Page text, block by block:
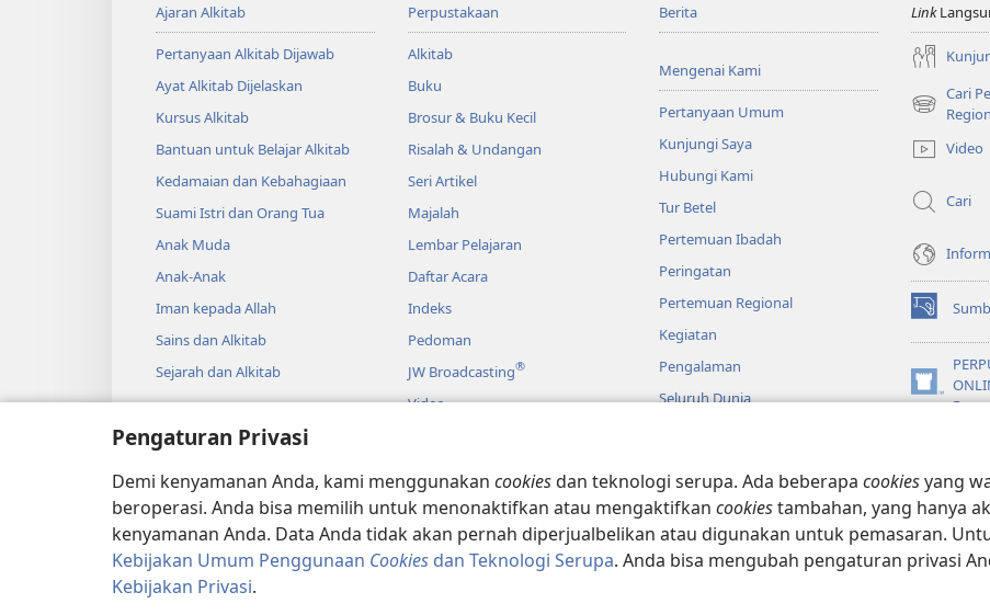
Pengaturan Privasi
Demi kenyamanan Anda, kami menggunakan cookiesdan teknologi serupa. Ada beberapa cookiesyang
beroperasi. Anda bisa memilih untuk menonaktifkan atau mengaktifkan cookiestambahan, yang hanya
kenyamanan Anda. Data Anda tidak akan pernah diperjualbelikan atau digunakan untuk pemasaran.
Kebijakan Umum Penggunaan Cookies dan Teknologi Serupa. Anda bisa mengubah pengaturan privasi
Kebijakan Privasi.
Ajaran Alkitab
Pertanyaan Alkitab Dijawab
Ayat Alkitab Dijelaskan
Kursus Alkitab
Bantuan untuk Belajar Alkitab
Kedamaian dan Kebahagiaan
Suami Istri dan Orang Tua
Anak Muda
Anak-Anak
Iman kepada Allah
Sains dan Alkitab
Sejarah dan Alkitab
Perpustakaan
Alkitab
Buku
Brosur & Buku Kecil
Risalah & Undangan
Seri Artikel
Majalah
Lembar Pelajaran
Daftar Acara
Indeks
Pedoman
JW Broadcasting®
Video
Pembacaan Alkitab Model Drama
Berita
Mengenai Kami
Pertanyaan Umum
Kunjungi Saya
Hubungi Kami
Tur Betel
Pertemuan Ibadah
Peringatan
Pertemuan Regional
Kegiatan
Pengalaman
Seluruh Dunia
Link
Cari
(terbuka
windowVideo
Cari
(terbuka
di
window
baru)
(terbuka